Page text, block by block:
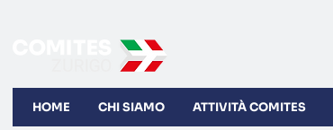
HOME CHI SIAMO ATTIVITÀ COMITES